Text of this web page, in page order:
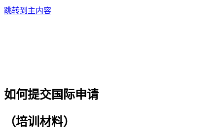
跳转到主内容
如何提交国际申请
（培训材料）